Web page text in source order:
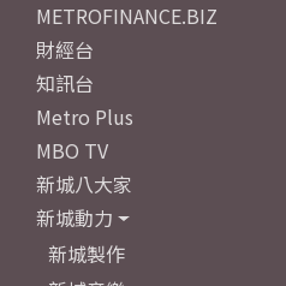
METROFINANCE.BIZ
財經台
知訊台
Metro Plus
MBO TV
新城八大家
新城動力
新城製作